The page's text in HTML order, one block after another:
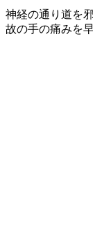
神経の通り道を
故の手の痛みを